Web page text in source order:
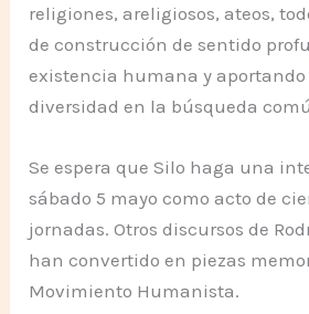
religiones, areligiosos, ateos,
de construcción de sentido
existencia humana y aportando
diversidad en la búsqueda
Se espera que Silo haga una
sábado 5 mayo como acto de
jornadas. Otros discursos de
han convertido en piezas
Movimiento Humanista.